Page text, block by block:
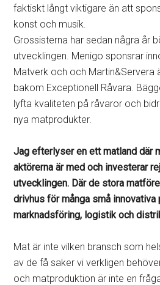
faktiskt långt viktigare än att
konst och musik.
Grossisterna har sedan några år
utvecklingen. Menigo sponsrar
Matverk och och Martin&Servera
bakom Exceptionell Råvara.
lyfta kvaliteten på råvaror och
nya matprodukter.
Jag efterlyser en ett matland där
aktörerna är med och investerar
utvecklingen. Där de stora
drivhus för många små innovativa
marknadsföring, logistik och
Mat är inte vilken bransch som
av de få saker vi verkligen
och matproduktion är inte en